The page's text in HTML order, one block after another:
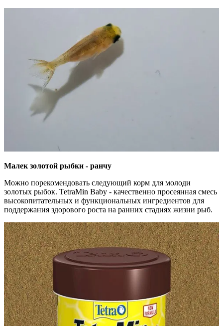
Малек золотой рыбки - ранчу
Можно порекомендовать следующий корм для молоди
золотых рыбок. TetraMin Baby - качественно просеянная смесь
высокопитательных и функциональных ингредиентов для
поддержания здорового роста на ранних стадиях жизни рыб.